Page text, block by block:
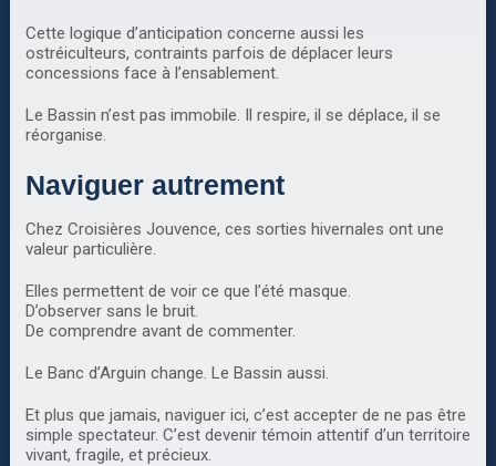
Cette logique d’anticipation concerne aussi les
ostréiculteurs, contraints parfois de déplacer leurs
concessions face à l’ensablement.
Le Bassin n’est pas immobile. Il respire, il se déplace, il se
réorganise.
Naviguer autrement
Chez Croisières Jouvence, ces sorties hivernales ont une
valeur particulière.
Elles permettent de voir ce que l’été masque.
D’observer sans le bruit.
De comprendre avant de commenter.
Le Banc d’Arguin change. Le Bassin aussi.
Et plus que jamais, naviguer ici, c’est accepter de ne pas être
simple spectateur. C’est devenir témoin attentif d’un territoire
vivant, fragile, et précieux.